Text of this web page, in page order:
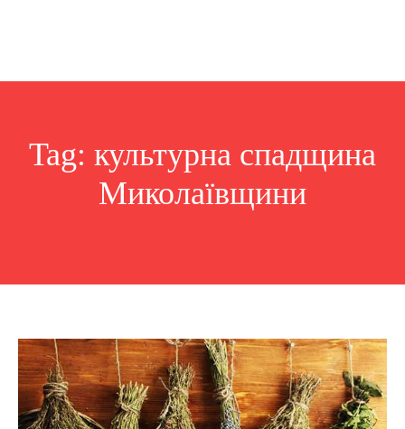
Tag: культурна спадщина
Миколаївщини